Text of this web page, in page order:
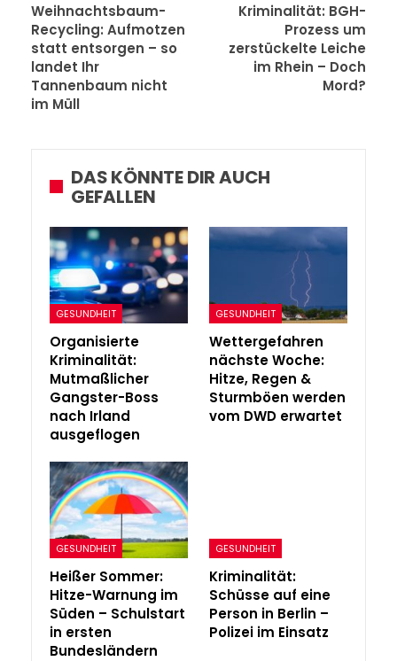
Weihnachtsbaum-
Recycling: Aufmotzen
statt entsorgen – so
landet Ihr
Tannenbaum nicht
im Müll
Kriminalität: BGH-
Prozess um
zerstückelte Leiche
im Rhein – Doch
Mord?
DAS KÖNNTE DIR AUCH
GEFALLEN
GESUNDHEIT
Organisierte
Kriminalität:
Mutmaßlicher
Gangster-Boss
nach Irland
ausgeflogen
GESUNDHEIT
Wettergefahren
nächste Woche:
Hitze, Regen &
Sturmböen werden
vom DWD erwartet
GESUNDHEIT
Heißer Sommer:
Hitze-Warnung im
Süden – Schulstart
in ersten
Bundesländern
GESUNDHEIT
Kriminalität:
Schüsse auf eine
Person in Berlin –
Polizei im Einsatz